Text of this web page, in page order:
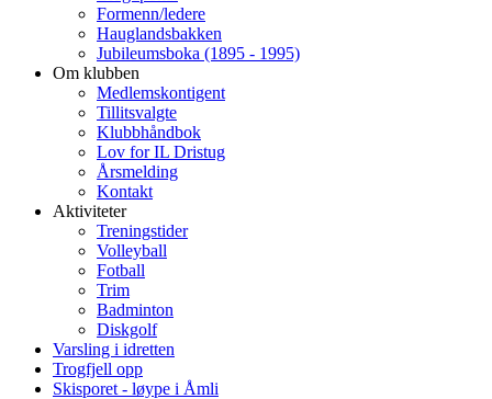
Formenn/ledere
Hauglandsbakken
Jubileumsboka (1895 - 1995)
Om klubben
Medlemskontigent
Tillitsvalgte
Klubbhåndbok
Lov for IL Dristug
Årsmelding
Kontakt
Aktiviteter
Treningstider
Volleyball
Fotball
Trim
Badminton
Diskgolf
Varsling i idretten
Trogfjell opp
Skisporet - løype i Åmli